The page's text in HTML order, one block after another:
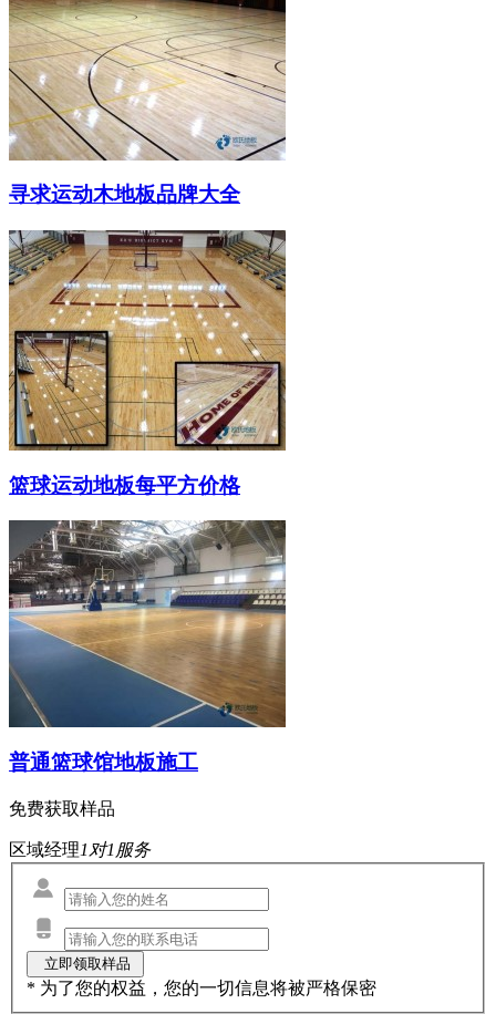
寻求运动木地板品牌大全
篮球运动地板每平方价格
普通篮球馆地板施工
免费获取样品
区域经理1对1服务
* 为了您的权益，您的一切信息将被严格保密